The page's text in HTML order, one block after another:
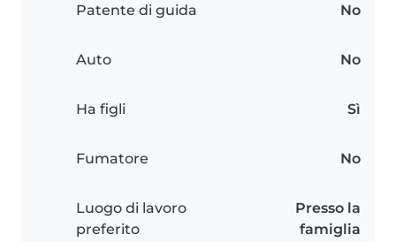
Patente di guida No
Auto No
Ha figli Sì
Fumatore No
Luogo di lavoro
preferito
Presso la
famiglia